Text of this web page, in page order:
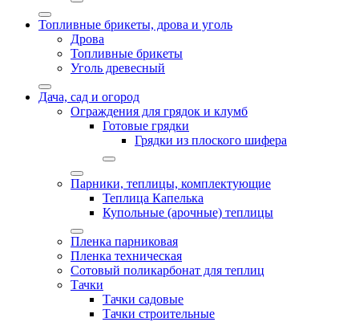
Топливные брикеты, дрова и уголь
Дрова
Топливные брикеты
Уголь древесный
Дача, сад и огород
Ограждения для грядок и клумб
Готовые грядки
Грядки из плоского шифера
Парники, теплицы, комплектующие
Теплица Капелька
Купольные (арочные) теплицы
Пленка парниковая
Пленка техническая
Сотовый поликарбонат для теплиц
Тачки
Тачки садовые
Тачки строительные